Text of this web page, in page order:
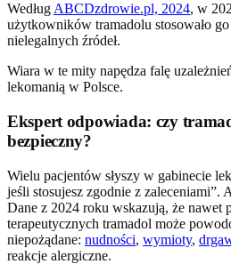
Według ABCDzdrowie.pl, 2024, w
użytkowników tramadolu stosowało
nielegalnych źródeł.
Wiara w te mity napędza falę
lekomanią w Polsce.
Ekspert odpowiada: czy
bezpieczny?
Wielu pacjentów słyszy w gabinecie
jeśli stosujesz zgodnie z zaleceniami”.
Dane z 2024 roku wskazują, że nawet
terapeutycznych tramadol może
niepożądane: nudności, wymioty,
reakcje alergiczne.